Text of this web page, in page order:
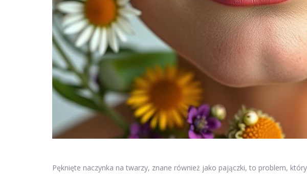
Pęknięte naczynka na twarzy, znane również jako pajączki, to problem,